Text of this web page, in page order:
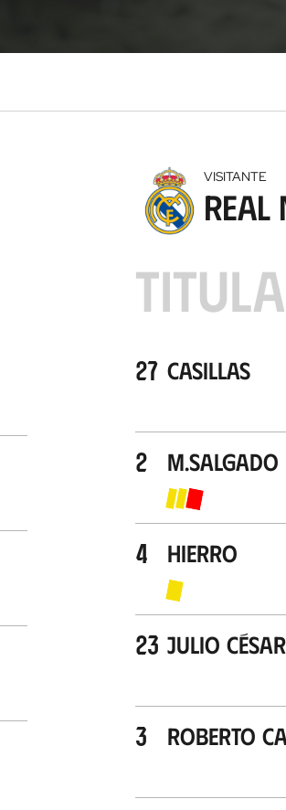
VISITANTE
Real
27 Casillas
2 M.Salgado
4 Hierro
23 Julio César
3 Roberto